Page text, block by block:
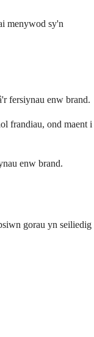
menywod sy'n
fersiynau enw brand.
frandiau, ond maent i
enw brand.
gorau yn seiliedig